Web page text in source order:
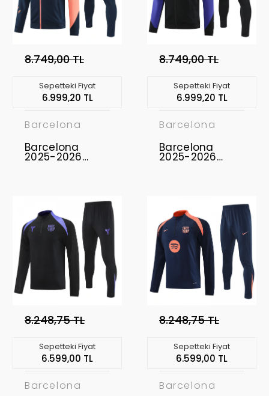
8.749,00 TL
Sepetteki Fiyat
6.999,20 TL
Barcelona
Barcelona
2025-2026
8.749,00 TL
Sepetteki Fiyat
6.999,20 TL
Barcelona
Barcelona
2025-2026
8.248,75 TL
Sepetteki Fiyat
6.599,00 TL
Barcelona
8.248,75 TL
Sepetteki Fiyat
6.599,00 TL
Barcelona